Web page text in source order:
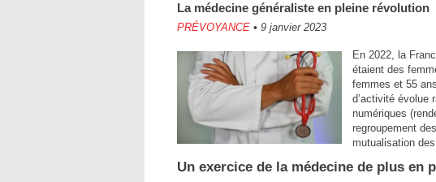
La médecine généraliste en pleine révolution
PRÉVOYANCE • 9 janvier 2023
En 2022, la
étaient des
femmes et 55
d’activité évolue
numériques
regroupement
mutualisation
Un exercice de la médecine de plus en